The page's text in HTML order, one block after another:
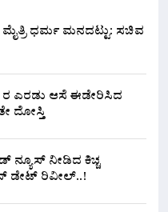
ಧರ್ಮ ಮನದಟ್ಟು: ಸಚಿವ
ಆಸೆ ಈಡೇರಿಸಿದ
ದೋಸ್ತಿ
ನ್ಯೂಸ್ ನೀಡಿದ ಕಿಚ್ಚ
ಡೇಟ್ ರಿವೀಲ್..!